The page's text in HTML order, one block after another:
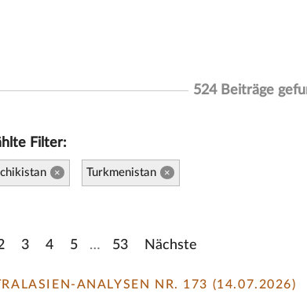
524 Beiträge
Filter:
× Turkmenistan ×
3 4 5 … 53 Nächste
ANALYSEN NR. 173 (14.07.2026)